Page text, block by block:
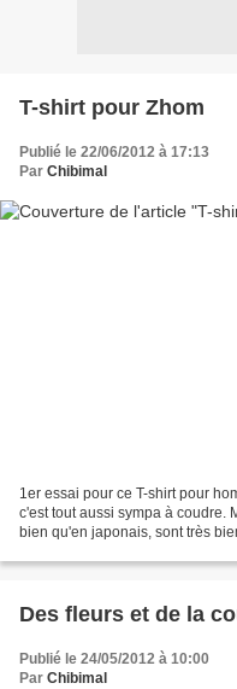
T-shirt pour Zhom
Publié le 22/06/2012 à 17:13
Par Chibimal
1er essai pour ce T-shirt pour
c'est tout aussi sympa à coudre.
bien qu'en japonais, sont très
Des fleurs et de la
Publié le 24/05/2012 à 10:00
Par Chibimal